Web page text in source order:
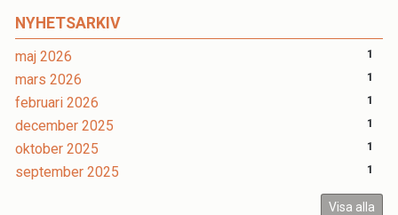
NYHETSARKIV
maj 2026 1
mars 2026 1
februari 2026 1
december 2025 1
oktober 2025 1
september 2025 1
Visa alla